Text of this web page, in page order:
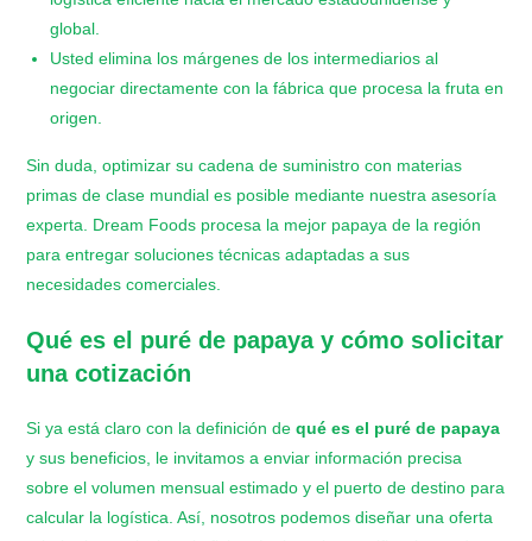
global.
​Usted elimina los márgenes de los intermediarios al
negociar directamente con la fábrica que procesa la fruta en
origen.
Sin duda, optimizar su cadena de suministro con materias
primas de clase mundial es posible mediante nuestra asesoría
experta. Dream Foods procesa la mejor papaya de la región
para entregar soluciones técnicas adaptadas a sus
necesidades comerciales.
Qué es el puré de papayay cómo solicitar
una cotización
Si ya está claro con la definición dequé es el puré de papaya
y sus beneficios, le invitamos a enviar información precisa
sobre el volumen mensual estimado y el puerto de destino para
calcular la logística. Así, nosotros podemos diseñar una oferta